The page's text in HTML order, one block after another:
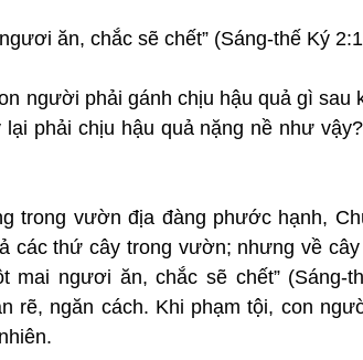
ăn, chắc sẽ chết” (Sáng-thế Ký
người phải gánh chịu hậu quả gì sau
lại phải chịu hậu quả nặng nề như
trong vườn địa đàng phước hạnh,
các thứ cây trong vườn; nhưng về
mai ngươi ăn, chắc sẽ chết” (Sáng-
rẽ, ngăn cách. Khi phạm tội, con